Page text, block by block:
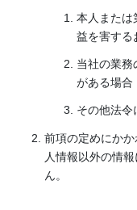
本人または
益を害する
当社の業務
がある場合
その他法令
前項の定めにか
人情報以外の情
ん。